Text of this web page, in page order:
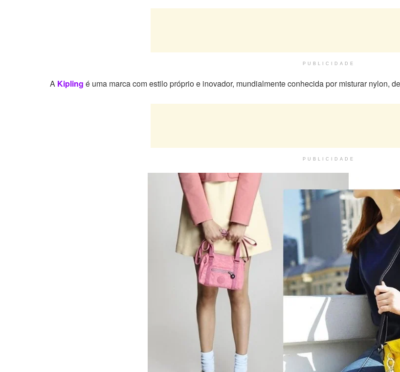
PUBLICIDADE
A Kipling é uma marca com estilo próprio e inovador, mundialmente conhecida por misturar nylon,
PUBLICIDADE